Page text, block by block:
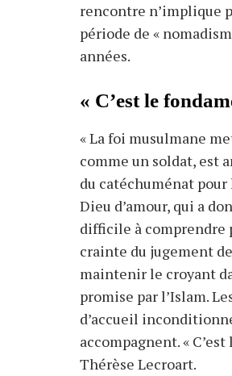
rencontre n’implique
période de «
années.
« C’est le
« La foi musulmane
comme un soldat, est
du catéchuménat pour
Dieu d’amour, qui a
difficile à comprendre
crainte du jugement
maintenir le croyant
promise par l’Islam.
d’accueil
accompagnent. «
Thérèse Lecroart.